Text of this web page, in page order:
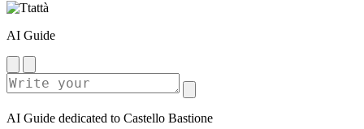
AI Guide
AI Guide dedicated to Castello Bastione